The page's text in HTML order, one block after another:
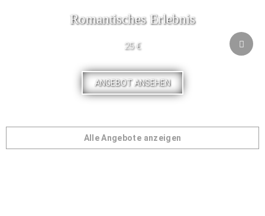
Romantisches Erlebnis
25 €
ANGEBOT ANSEHEN
Alle Angebote anzeigen